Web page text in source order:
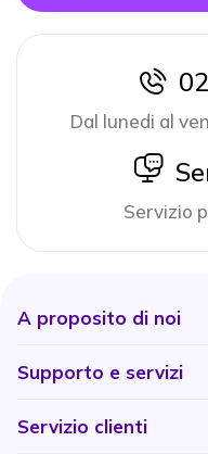
Dal lunedi al
Servizio
A proposito di noi
Supporto e servizi
Servizio clienti